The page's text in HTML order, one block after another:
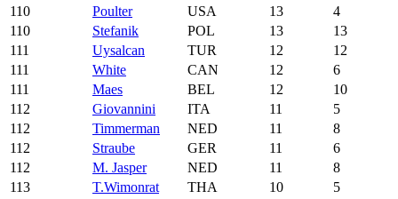
110
Poulter USA 13
4
110
Stefanik POL 13
13
111
Uysalcan TUR 12
12
111
White CAN 12
6
111
Maes BEL 12
10
112
Giovannini ITA 11
5
112
Timmerman NED 11
8
112
Straube GER 11
6
112
M. Jasper NED 11
8
113
T.Wimonrat THA 10
5